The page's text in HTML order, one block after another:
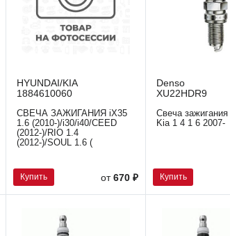
HYUNDAI/KIA
1884610060
СВЕЧА ЗАЖИГАНИЯ iX35
1.6 (2010-)/i30/i40/CEED
(2012-)/RIO 1.4
(2012-)/SOUL 1.6 (
Купить от670 ₽
Denso
XU22HDR9
Свеча зажигания
Kia 1 4 1 6 2007-
Купить